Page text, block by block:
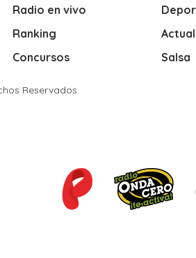
Radio en vivo
Ranking
Concursos
Salsa
Reservados.